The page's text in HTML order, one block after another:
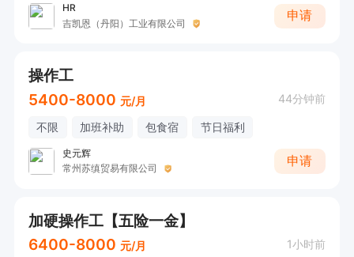
HR
吉凯恩（丹阳）工业有限公司
申请
操作工
5400-8000 元/月 44分钟前
不限 加班补助 包食宿 节日福利
史元辉
常州苏缜贸易有限公司
申请
加硬操作工【五险一金】
6400-8000 元/月 1小时前